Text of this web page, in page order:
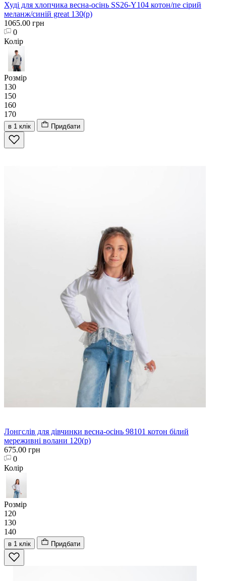
Худі для хлопчика весна-осінь SS26-Y104 котон/пе сірий
меланж/синій great 130(р)
1065.00 грн
0
Колір
Розмір
130
150
160
170
в 1 клік Придбати
Лонгслів для дівчинки весна-осінь 98101 котон білий
мереживні волани 120(р)
675.00 грн
0
Колір
Розмір
120
130
140
в 1 клік Придбати